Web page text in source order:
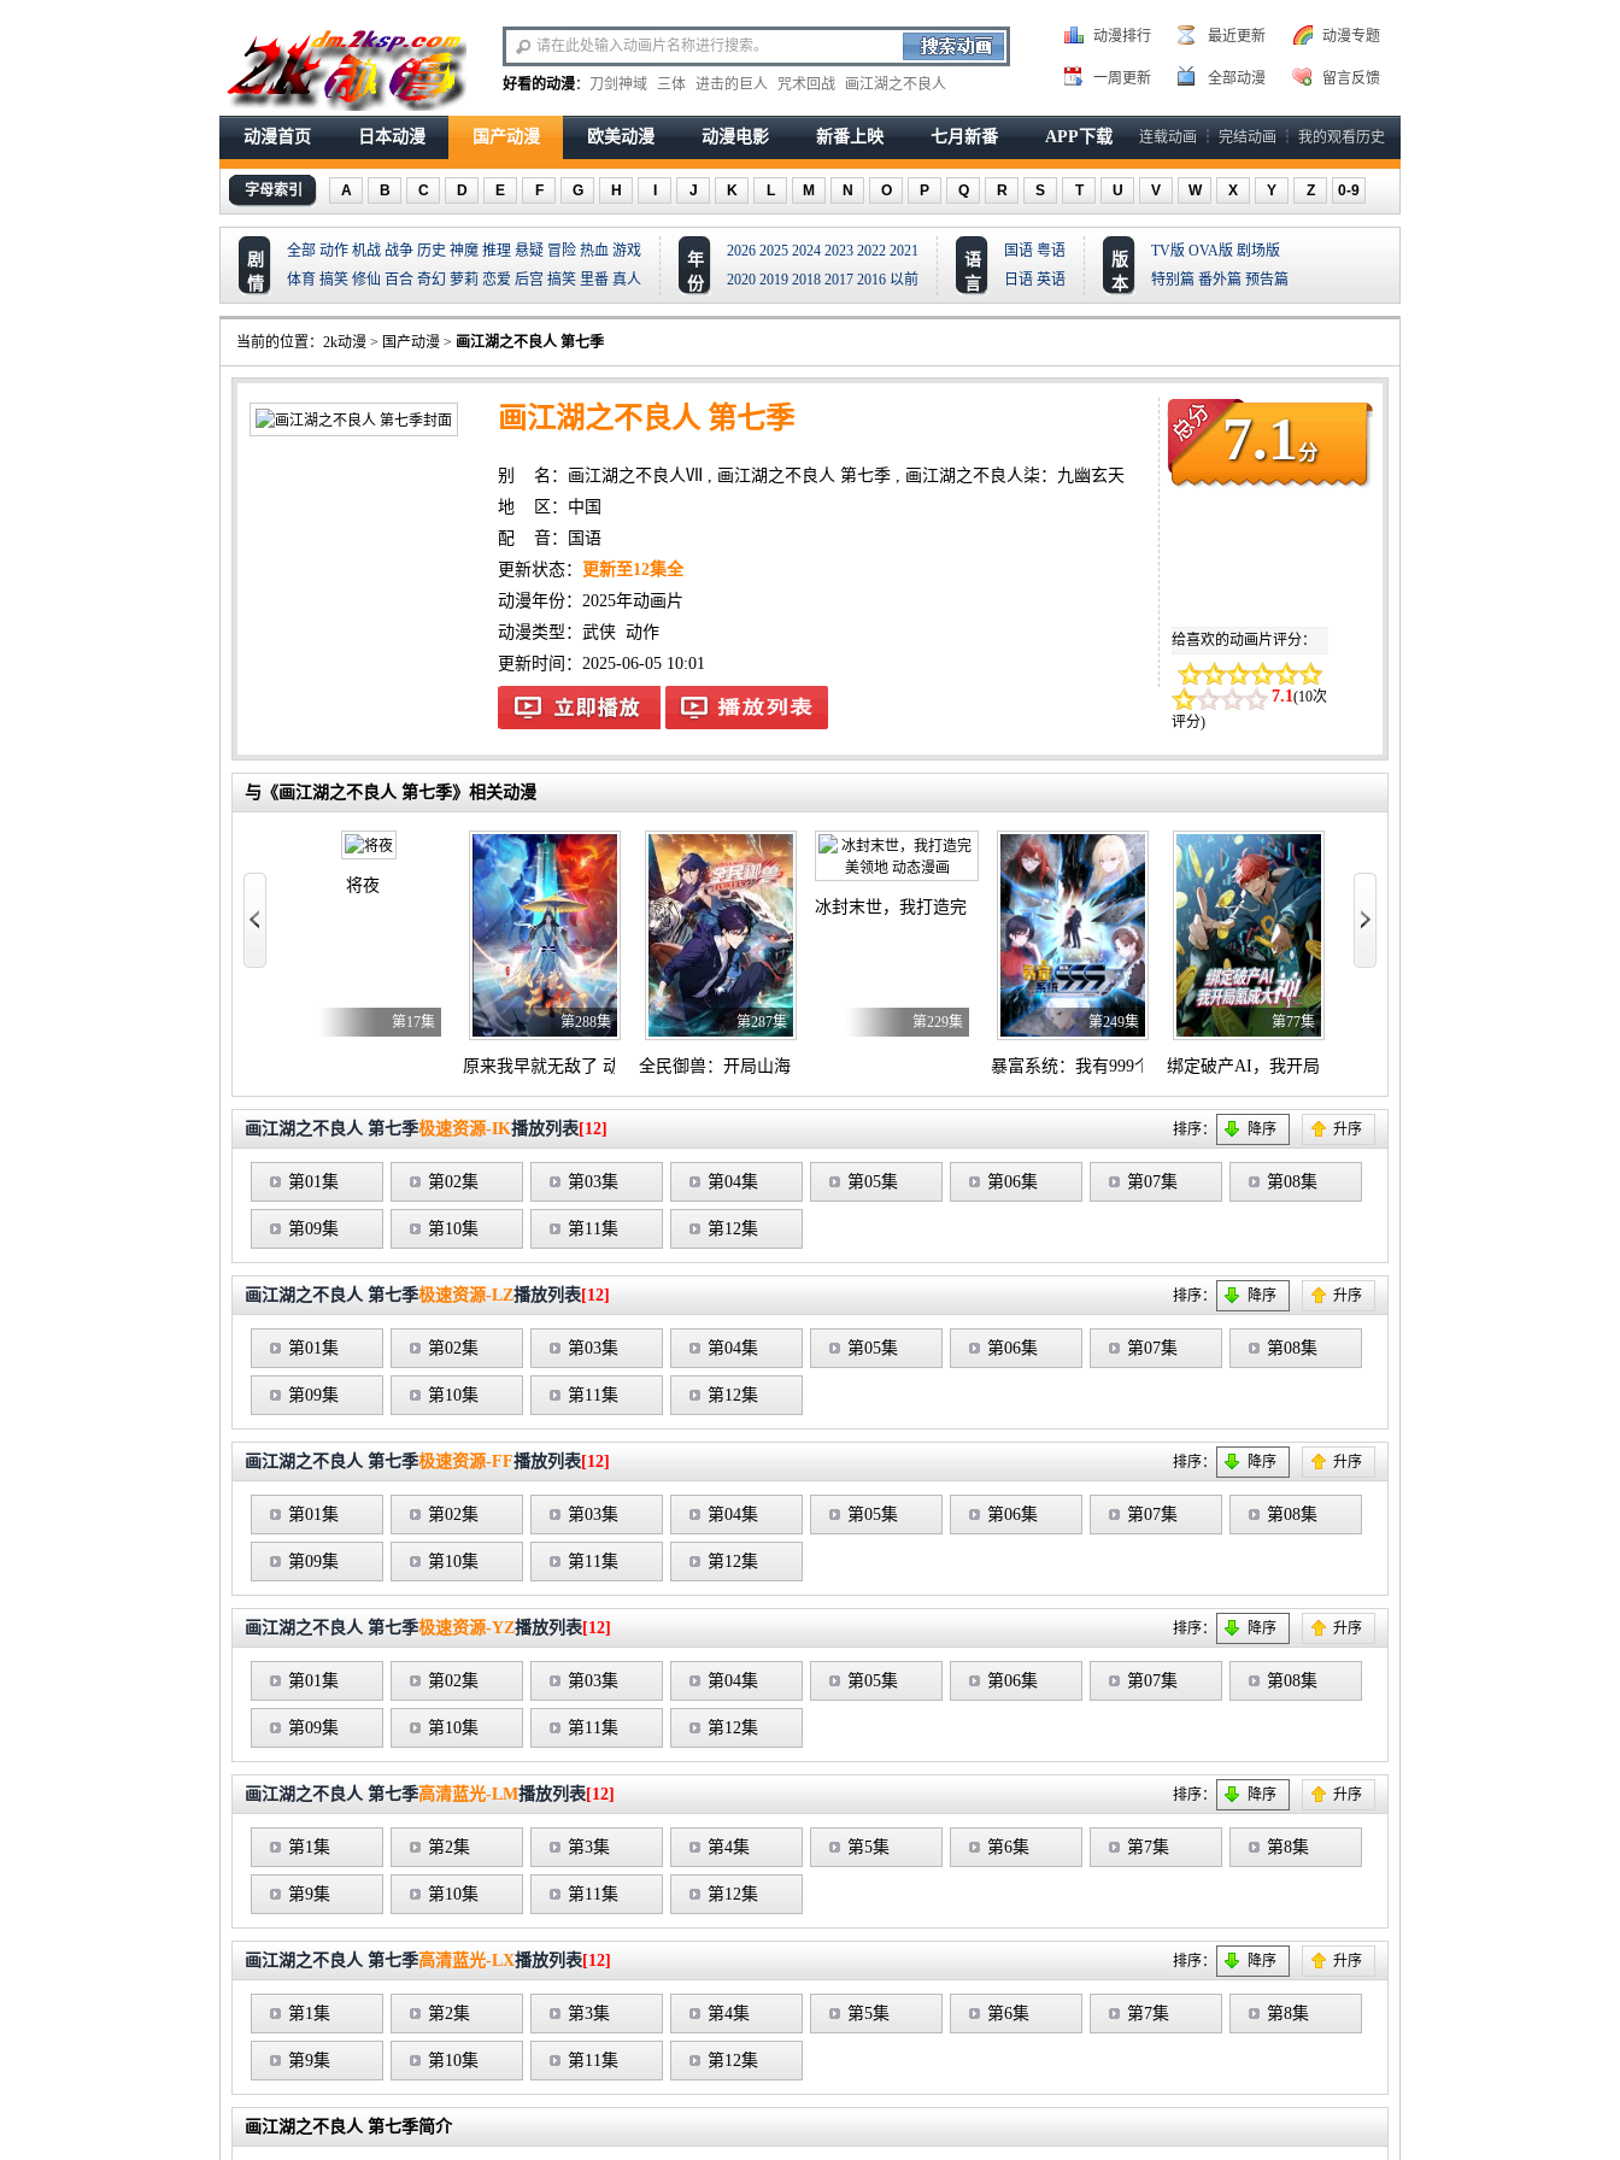
好看的动漫： 刀剑神域 三体 进击的巨人 咒术回战 画江湖之不良人
动漫排行 最近更新 动漫专题
一周更新 全部动漫 留言反馈
动漫首页 日本动漫 国产动漫 欧美动漫 动漫电影 新番上映 七月新番 APP下载 连载动画 ┆ 完结动画 ┆ 我的观看历史
字母索引 A B C D E F G H J K L M N O P Q R S T U V W X Y Z 0-9
剧
情
全部 动作 机战 战争 历史 神魔 推理 悬疑 冒险 热血 游戏
体育 搞笑 修仙 百合 奇幻 萝莉 恋爱 后宫 搞笑 里番 真人
年
份
2026 2025 2024 2023 2022 2021
2020 2019 2018 2017 2016 以前
语
言
国语 粤语
日语 英语
版
本
TV版 OVA版 剧场版
特别篇 番外篇 预告篇
当前的位置： 2k动漫 > 国产动漫 > 画江湖之不良人 第七季
7.1分
给喜欢的动画片评分：
7.1(10次
评分)
画江湖之不良人 第七季
别 名：画江湖之不良人Ⅶ , 画江湖之不良人 第七季 , 画江湖之不良人柒：九幽玄天
地 区：中国
配 音：国语
更新状态：
更新至12集全
动漫年份： 2025年动画片
动漫类型： 武侠 动作
更新时间：2025-06-05 10:01
与《画江湖之不良人 第七季》相关动漫
将夜
第17集
原来我早就无敌了 动态漫画
第288集
全民御兽：开局山海经，我横扫全球 动态漫画
第287集
冰封末世，我打造完美领地 动态漫画
第229集
暴富系统：我有999个新马甲 动态漫画
第249集
绑定破产AI，我开局氪成大神 动态漫画
第77集
画江湖之不良人 第七季极速资源-IK播放列表[12] 排序： 降序 升序
第01集 第02集 第03集 第04集 第05集 第06集 第07集 第08集
第09集 第10集 第11集 第12集
画江湖之不良人 第七季极速资源-LZ播放列表[12] 排序： 降序 升序
第01集 第02集 第03集 第04集 第05集 第06集 第07集 第08集
第09集 第10集 第11集 第12集
画江湖之不良人 第七季极速资源-FF播放列表[12] 排序： 降序 升序
第01集 第02集 第03集 第04集 第05集 第06集 第07集 第08集
第09集 第10集 第11集 第12集
画江湖之不良人 第七季极速资源-YZ播放列表[12] 排序： 降序 升序
第01集 第02集 第03集 第04集 第05集 第06集 第07集 第08集
第09集 第10集 第11集 第12集
画江湖之不良人 第七季高清蓝光-LM播放列表[12] 排序： 降序 升序
第1集 第2集 第3集 第4集 第5集 第6集 第7集 第8集
第9集 第10集 第11集 第12集
画江湖之不良人 第七季高清蓝光-LX播放列表[12] 排序： 降序 升序
第1集 第2集 第3集 第4集 第5集 第6集 第7集 第8集
第9集 第10集 第11集 第12集
画江湖之不良人 第七季简介